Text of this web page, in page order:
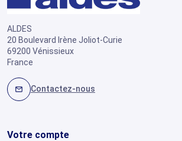
ALDES
20 Boulevard Irène Joliot-Curie
69200 Vénissieux
France
mail Contactez-nous
Votre compte